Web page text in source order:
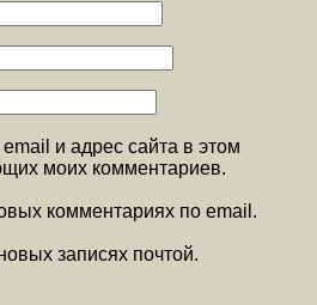
и адрес сайта в этом
моих комментариев.
комментариях по email.
записях почтой.